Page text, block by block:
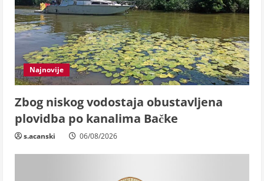
Najnovije
Zbog niskog vodostaja obustavljena
plovidba po kanalima Bačke
s.acanski 06/08/2026